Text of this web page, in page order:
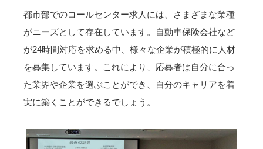
都市部でのコールセンター求人には、さまざまな業種
がニーズとして存在しています。自動車保険会社など
が24時間対応を求める中、様々な企業が積極的に人材
を募集しています。これにより、応募者は自分に合っ
た業界や企業を選ぶことができ、自分のキャリアを着
実に築くことができるでしょう。